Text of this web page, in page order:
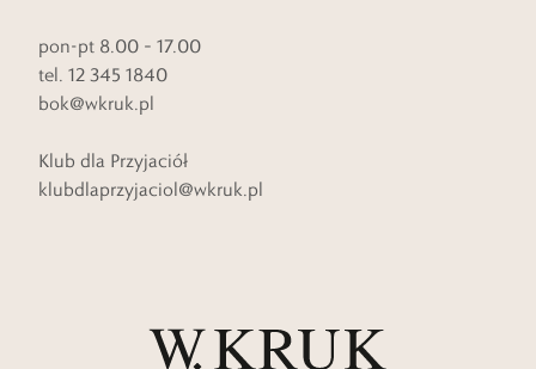
pon-pt 8.00 – 17.00
tel. 12 345 1840
bok@wkruk.pl
Klub dla Przyjaciół
klubdlaprzyjaciol@wkruk.pl